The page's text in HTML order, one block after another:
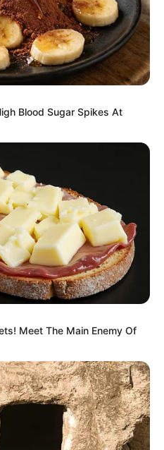
Blood Sugar Spikes At
Meet The Main Enemy Of